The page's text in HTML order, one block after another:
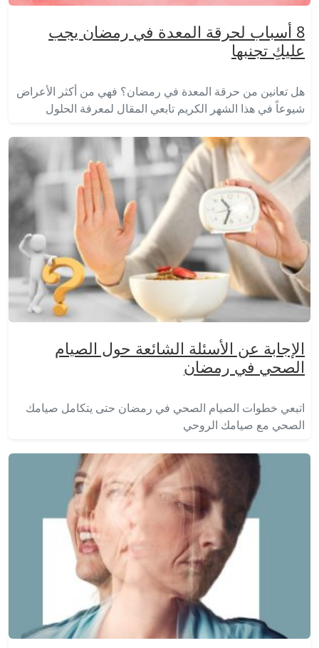
8 أسباب لحرقة المعدة في رمضان يجب
عليكِ تجنبها
هل تعانين من حرقة المعدة في رمضان؟ فهي من أكثر الأعراض
شيوعاً في هذا الشهر الكريم تابعي المقال لمعرفة الحلول
الإجابة عن الأسئلة الشائعة حول الصيام
الصحي في رمضان
اتبعي خطوات الصيام الصحي في رمضان حتى يتكامل صيامك
الصحي مع صيامك الروحي